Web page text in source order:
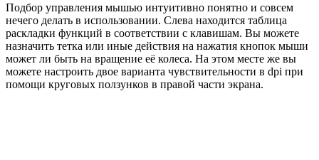
Подбор управления мышью интуитивно понятно и совсем
нечего делать в использовании. Слева находится таблица
раскладки функций в соответствии с клавишам. Вы можете
назначить тетка или иные действия на нажатия кнопок мыши
может ли быть на вращение её колеса. На этом месте же вы
можете настроить двое варианта чувствительности в dpi при
помощи круговых ползунков в правой части экрана.